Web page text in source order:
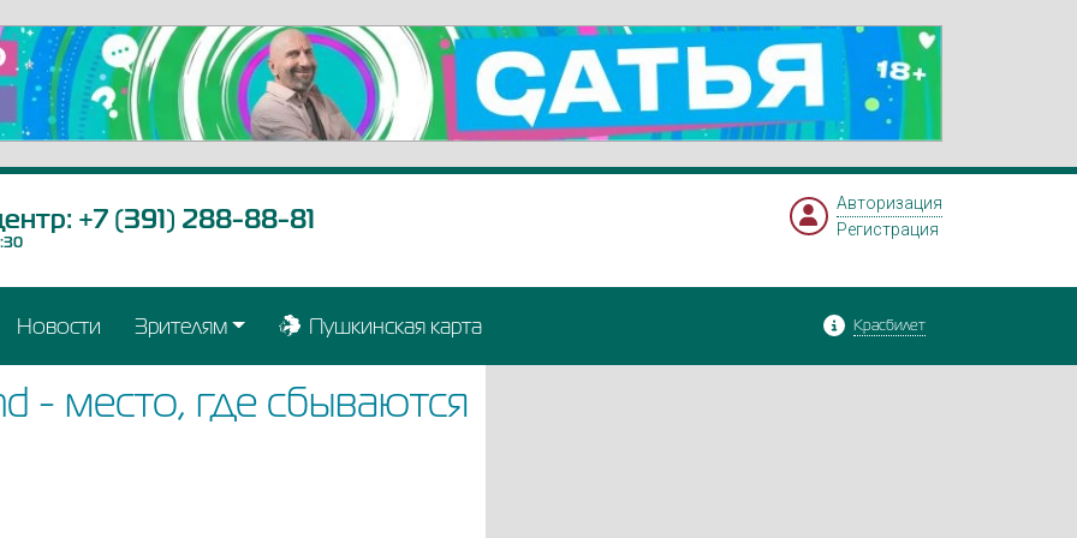
+7 (391) 288-88-81
Авторизация
Регистрация
Новости Зрителям Пушкинская карта Красбилет
- место, где сбываются